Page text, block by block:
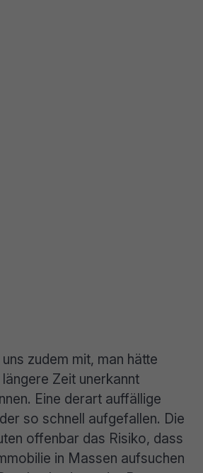
zudem mit, man hätte
Zeit unerkannt
Eine derart auffällige
so schnell aufgefallen. Die
offenbar das Risiko, dass
in Massen aufsuchen